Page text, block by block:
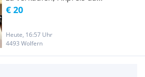
noch nie benutzt
€ 20
Heute, 16:57 Uhr
4493 Wolfern